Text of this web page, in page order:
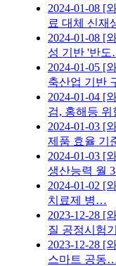
2024-01-08 [
료 대체 신재
2024-01-08 [
성 기반 '반
2024-01-05 [
축산업 기반
2024-01-04 [
검, 홍해등
2024-01-03 [
제품 효율 기
2024-01-03 [
생산능력 월
2024-01-02 [
치료제 병…
2023-12-28 [
질 공정시험
2023-12-28 [
스마트 공동